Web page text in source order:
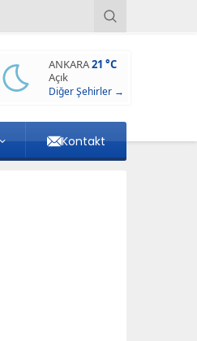
ANKARA21 °C
Açık
Diğer Şehirler →
Kontakt